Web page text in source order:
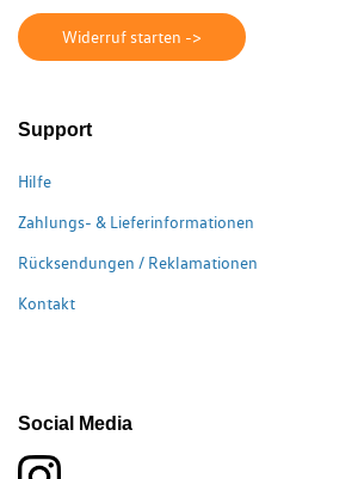
Widerruf starten ->
Support
Hilfe
Zahlungs- & Lieferinformationen
Rücksendungen / Reklamationen
Kontakt
Social Media